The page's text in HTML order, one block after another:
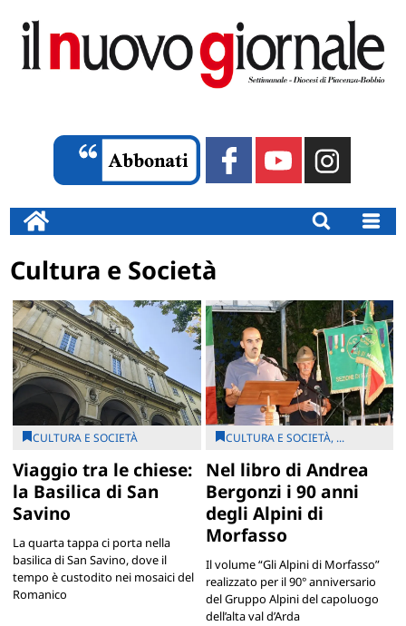
Cultura e Società
CULTURA E SOCIETÀ
Viaggio tra le chiese:
la Basilica di San
Savino
La quarta tappa ci porta nella
basilica di San Savino, dove il
tempo è custodito nei mosaici del
Romanico
CULTURA E SOCIETÀ, ...
Nel libro di Andrea
Bergonzi i 90 anni
degli Alpini di
Morfasso
Il volume “Gli Alpini di Morfasso”
realizzato per il 90° anniversario
del Gruppo Alpini del capoluogo
dell’alta val d’Arda